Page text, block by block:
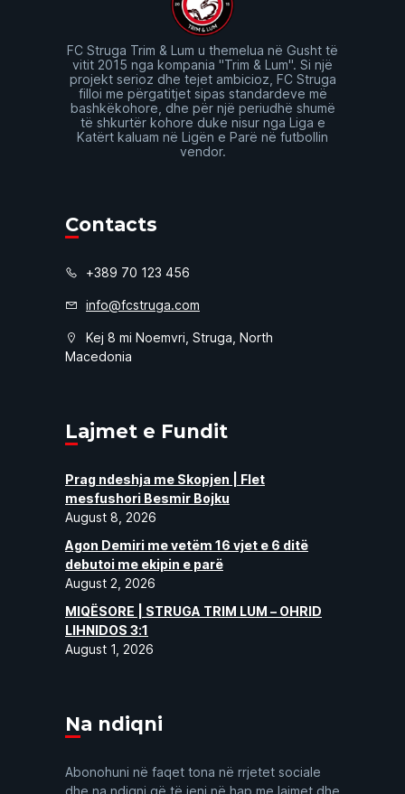
FC Struga Trim & Lum u themelua në Gusht të
vitit 2015 nga kompania "Trim & Lum". Si një
projekt serioz dhe tejet ambicioz, FC Struga
filloi me përgatitjet sipas standardeve më
bashkëkohore, dhe për një periudhë shumë
të shkurtër kohore duke nisur nga Liga e
Katërt kaluam në Ligën e Parë në futbollin
vendor.
Contacts
+389 70 123 456
info@fcstruga.com
Kej 8 mi Noemvri, Struga, North
Macedonia
Lajmet e Fundit
Prag ndeshja me Skopjen | Flet
mesfushori Besmir Bojku
August 8, 2026
Agon Demiri me vetëm 16 vjet e 6 ditë
debutoi me ekipin e parë
August 2, 2026
MIQËSORE | STRUGA TRIM LUM – OHRID
LIHNIDOS 3:1
August 1, 2026
Na ndiqni
Abonohuni në faqet tona në rrjetet sociale